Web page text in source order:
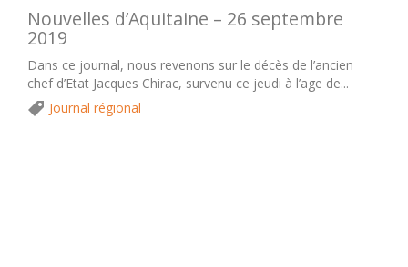
Nouvelles d’Aquitaine – 26 septembre
2019
Dans ce journal, nous revenons sur le décès de l’ancien
chef d’Etat Jacques Chirac, survenu ce jeudi à l’age de...
Journal régional